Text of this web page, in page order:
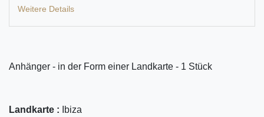
Weitere Details
Anhänger - in der Form einer Landkarte - 1 Stück
Landkarte : Ibiza